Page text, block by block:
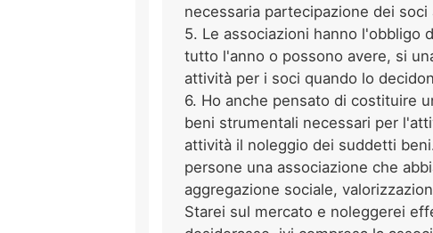
necessaria partecipazione dei soci
5. Le associazioni hanno l'obbligo
tutto l'anno o possono avere, si
attività per i soci quando lo
6. Ho anche pensato di costituire
beni strumentali necessari per
attività il noleggio dei suddetti
persone una associazione che
aggregazione sociale,
Starei sul mercato e noleggerei